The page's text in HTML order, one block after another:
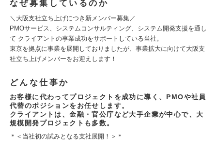
なぜ募集しているのか
＼大阪支社立ち上げにつき新メンバー募集／
PMOサービス、システムコンサルティング、システム開発支援を通し
て クライアントの事業成功をサポートしている当社。
東京を拠点に事業を展開しておりましたが、事業拡大に向けて大阪支
社立ち上げメンバーをお迎えします！
どんな仕事か
お客様に代わってプロジェクトを成功に導く、PMOや社員
代替のポジションをお任せします。
クライアントは、金融・官公庁など大手企業が中心で、大
規模開発プロジェクトも多数。
＊＜当社初の試みとなる支社展開！＞＊